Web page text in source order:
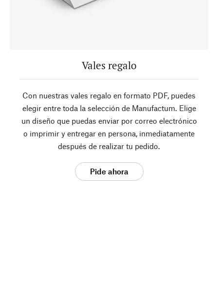
Vales regalo
Con nuestras vales regalo en formato PDF, puedes
elegir entre toda la selección de Manufactum. Elige
un diseño que puedas enviar por correo electrónico
o imprimir y entregar en persona, inmediatamente
después de realizar tu pedido.
Pide ahora